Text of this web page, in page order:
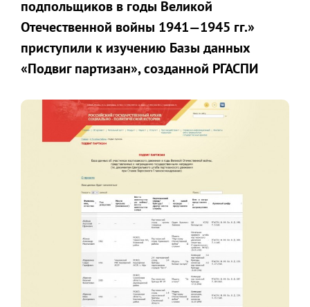
подпольщиков в годы Великой
Отечественной войны 1941—1945 гг.»
приступили к изучению Базы данных
«Подвиг партизан», созданной РГАСПИ